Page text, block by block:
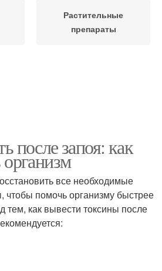
Растительные
препараты
после запоя: как
все необходимые
чтобы помочь организму быстрее
тем, как вывести токсины после